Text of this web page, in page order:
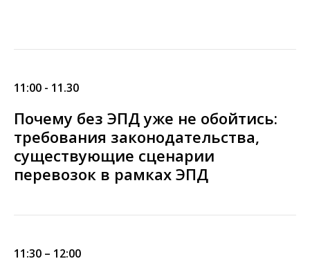
11:00 - 11.30
Почему без ЭПД уже не обойтись:
требования законодательства,
существующие сценарии
перевозок в рамках ЭПД
11:30 – 12:00